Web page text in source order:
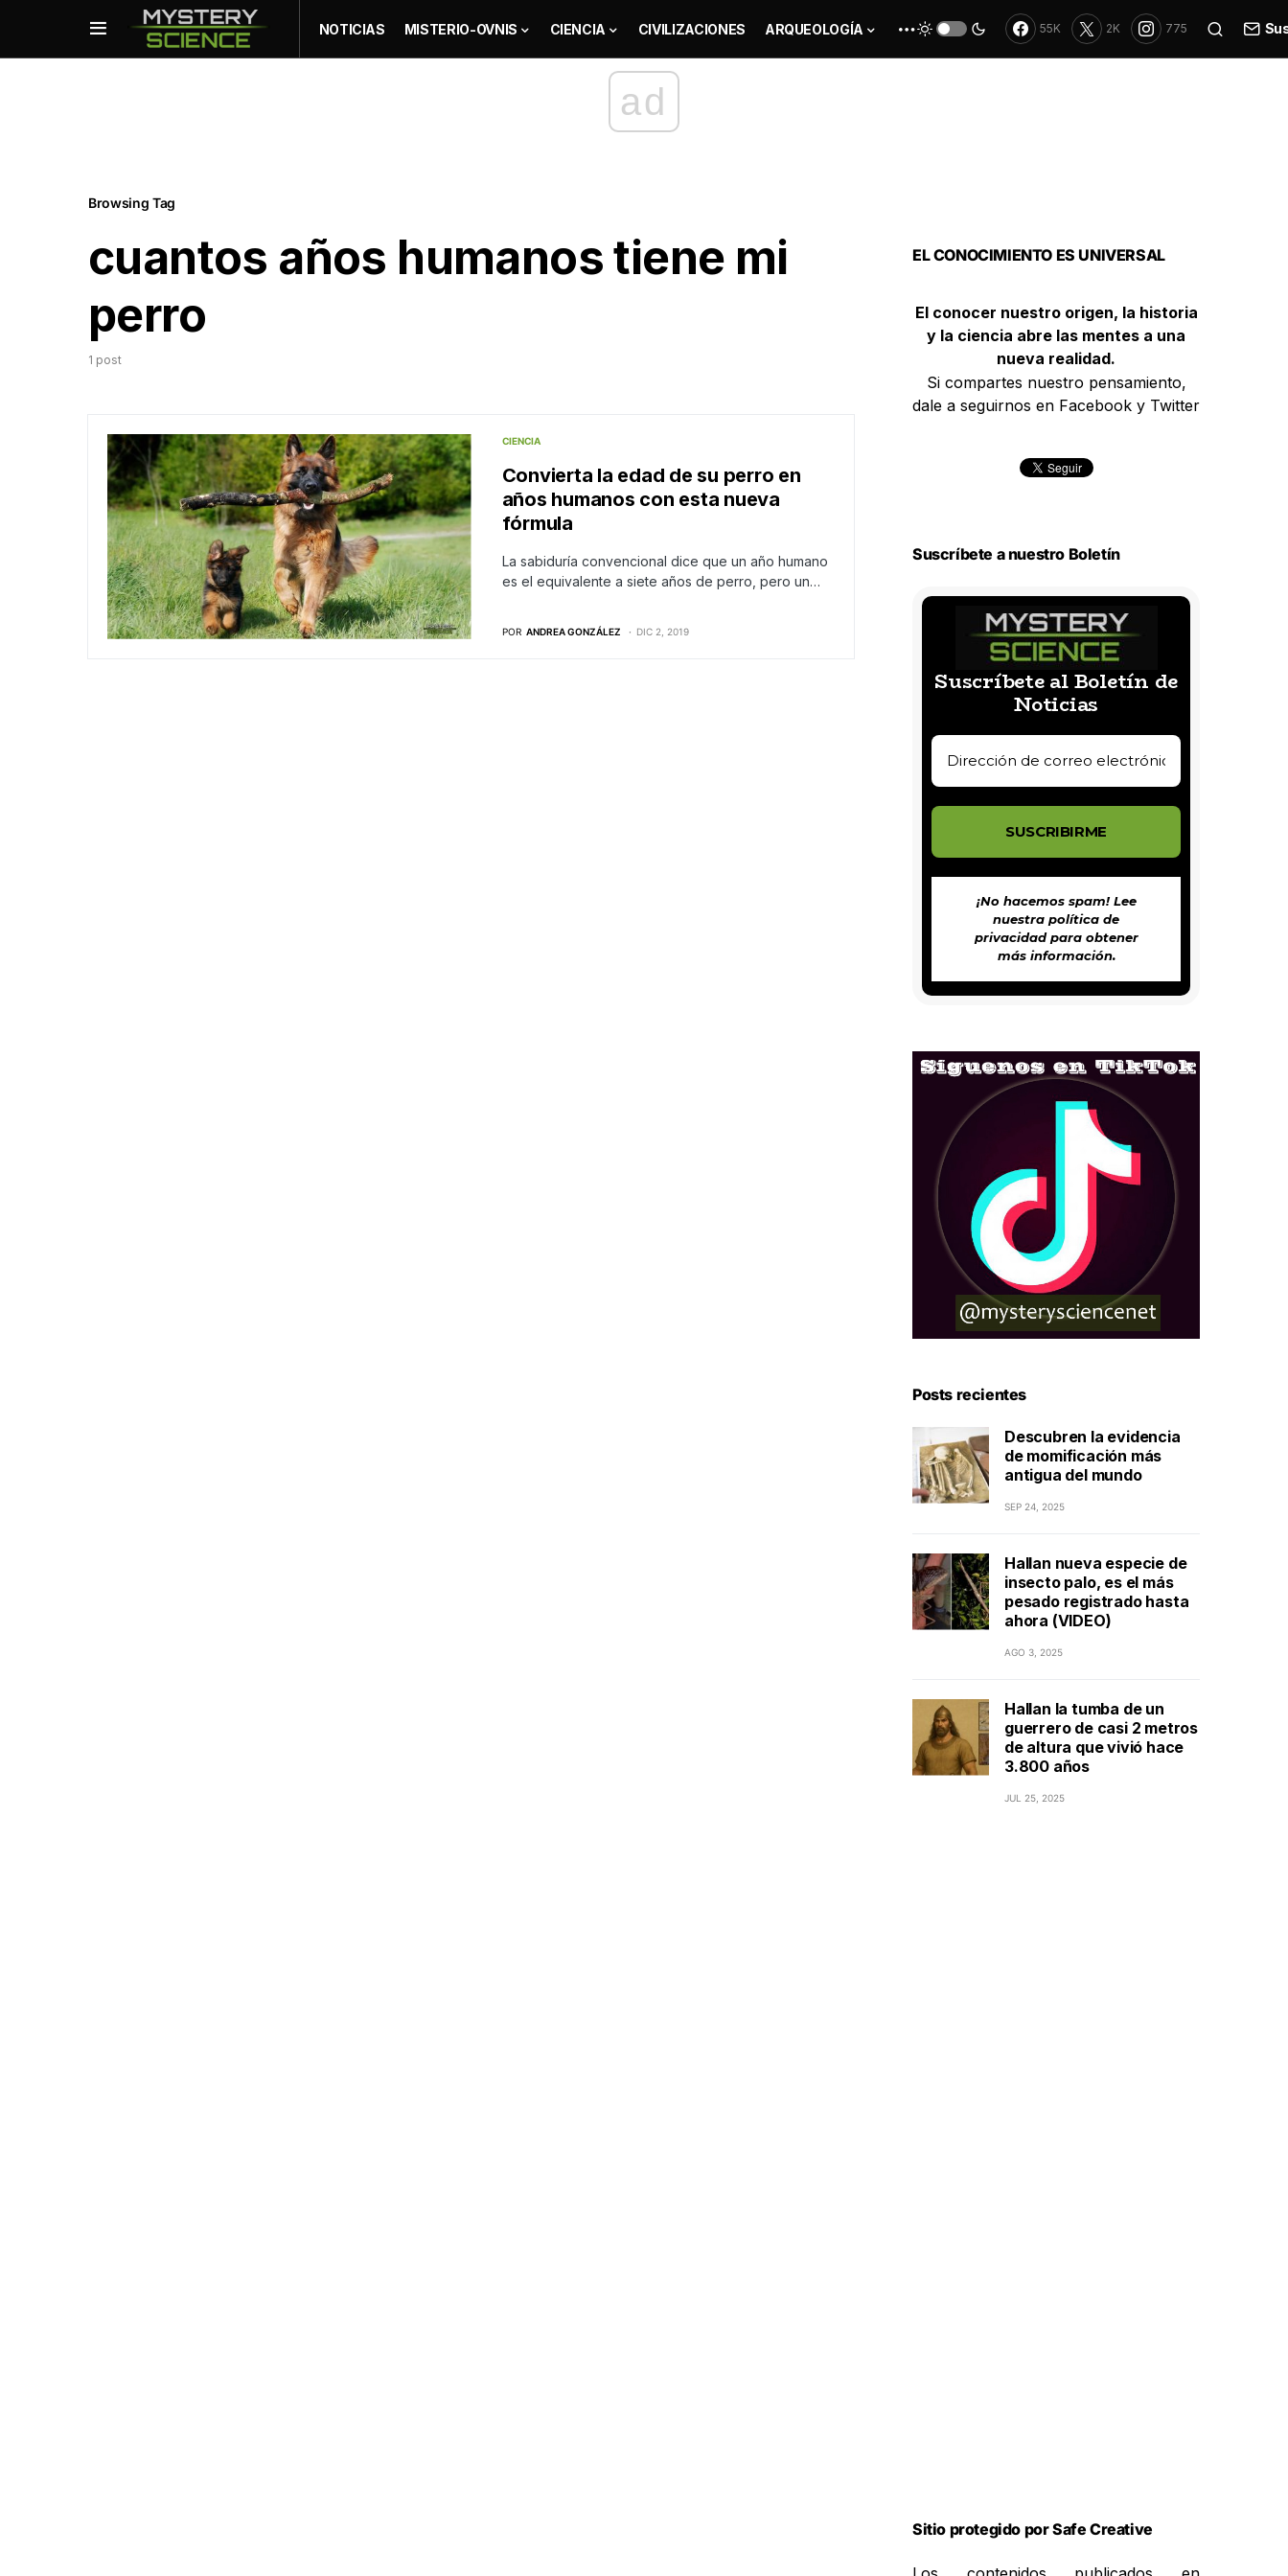
NOTICIAS MISTERIO-OVNIS CIENCIA CIVILIZACIONES ARQUEOLOGÍA 55K 2K 775
ad
Browsing Tag
cuantos años humanos tiene mi
perro
1 post
CIENCIA
Convierta la edad de su perro en
años humanos con esta nueva
fórmula
La sabiduría convencional dice que un año humano
es el equivalente a siete años de perro, pero un…
POR ANDREA GONZÁLEZ DIC 2, 2019
EL CONOCIMIENTO ES UNIVERSAL
El conocer nuestro origen, la historia
y la ciencia abre las mentes a una
nueva realidad.
Si compartes nuestro pensamiento,
dale a seguirnos en Facebook y Twitter
Suscríbete a nuestro Boletín
Suscríbete al Boletín de
Noticias
¡No hacemos spam! Lee
nuestra política de
privacidadpara obtener
más información.
Posts recientes
Descubren la evidencia
de momificación más
antigua del mundo
SEP 24, 2025
Hallan nueva especie de
insecto palo, es el más
pesado registrado hasta
ahora (VIDEO)
AGO 3, 2025
Hallan la tumba de un
guerrero de casi 2 metros
de altura que vivió hace
3.800 años
JUL 25, 2025
Sitio protegido por Safe Creative